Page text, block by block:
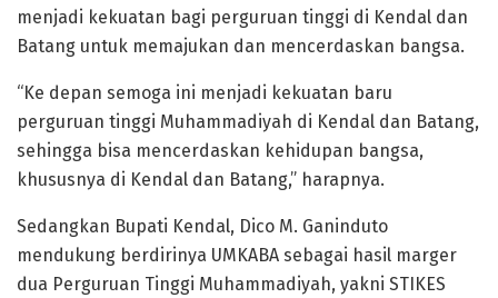
menjadi kekuatan bagi perguruan tinggi di Kendal dan
Batang untuk memajukan dan mencerdaskan bangsa.
“Ke depan semoga ini menjadi kekuatan baru
perguruan tinggi Muhammadiyah di Kendal dan Batang,
sehingga bisa mencerdaskan kehidupan bangsa,
khususnya di Kendal dan Batang,” harapnya.
Sedangkan Bupati Kendal, Dico M. Ganinduto
mendukung berdirinya UMKABA sebagai hasil marger
dua Perguruan Tinggi Muhammadiyah, yakni STIKES